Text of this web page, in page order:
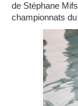
de Stéphane
championnats